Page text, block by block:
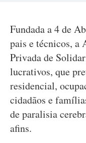
Fundada a 4 de
pais e técnicos, a
Privada de
lucrativos, que
residencial,
cidadãos e
de paralisia
afins.